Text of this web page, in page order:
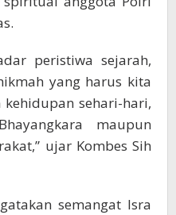
peristiwa sejarah,
yang harus kita
sehari-hari,
maupun
ujar Kombes Sih
semangat Isra